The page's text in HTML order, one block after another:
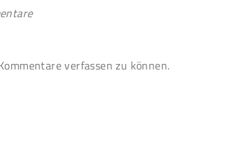
verfassen zu können.